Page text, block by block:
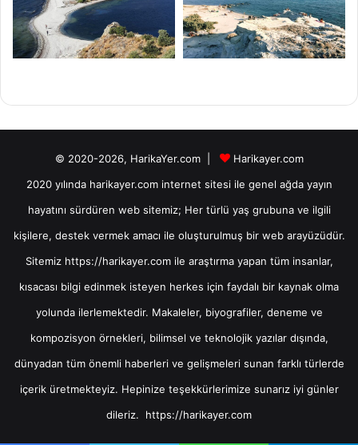
© 2020-2026, HarikaYer.com |
Harikayer.com
2020 yılında harikayer.com internet sitesi ile genel ağda yayın
hayatını sürdüren web sitemiz; Her türlü yaş grubuna ve ilgili
kişilere, destek vermek amacı ile oluşturulmuş bir web arayüzüdür.
Sitemiz https://harikayer.com ile araştırma yapan tüm insanlar,
kısacası bilgi edinmek isteyen herkes için faydalı bir kaynak olma
yolunda ilerlemektedir. Makaleler, biyografiler, deneme ve
kompozisyon örnekleri, bilimsel ve teknolojik yazılar dışında,
dünyadan tüm önemli haberleri ve gelişmeleri sunan farklı türlerde
içerik üretmekteyiz. Hepinize teşekkürlerimize sunarız iyi günler
dileriz. https://harikayer.com